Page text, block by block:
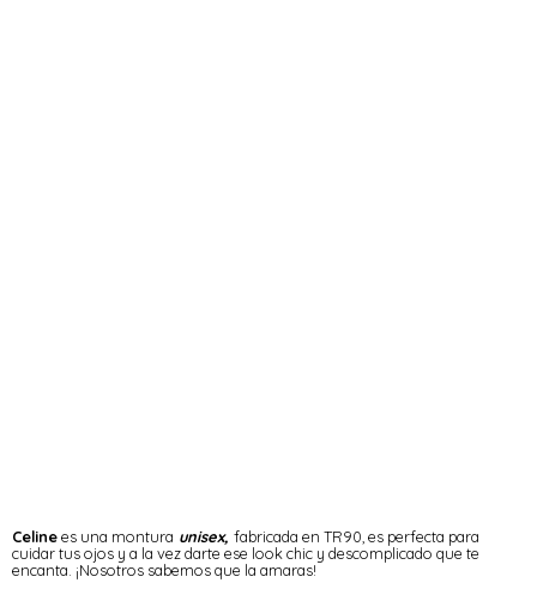
Celinees una montura unisex, fabricada en TR90, es perfecta para
cuidar tus ojos y a la vez darte ese look chic y descomplicado que te
encanta. ¡Nosotros sabemos que la amaras!